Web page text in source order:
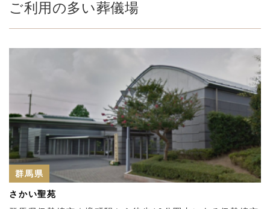
ご利用の多い葬儀場
群馬県
さかい聖苑